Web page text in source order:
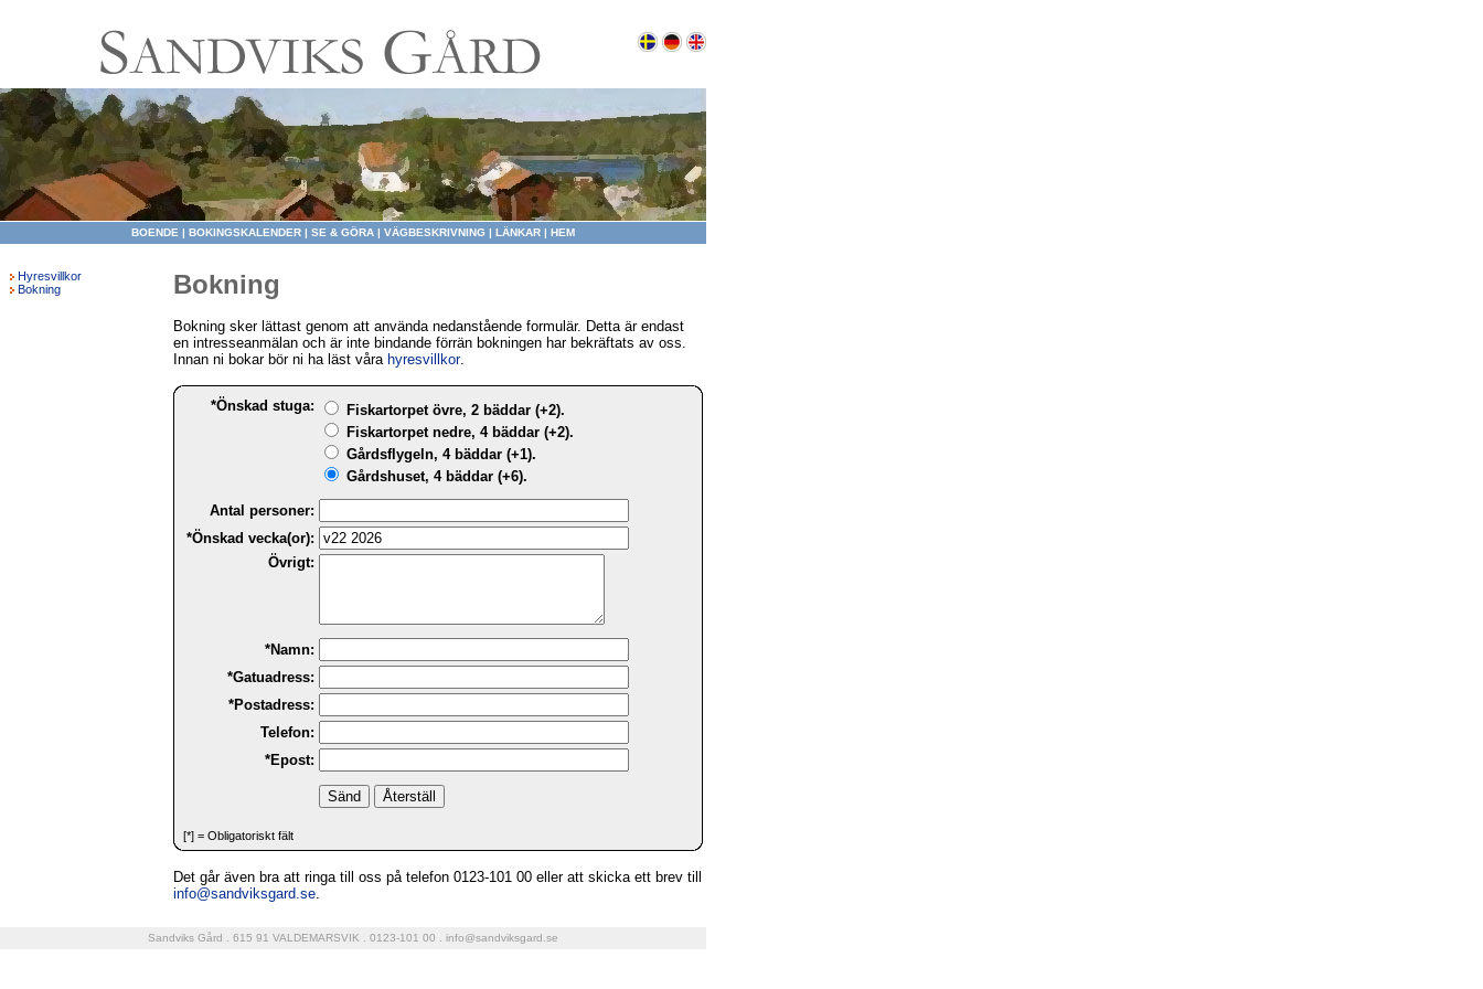
BOENDE | BOKINGSKALENDER | SE & GÖRA | VÄGBESKRIVNING | LÄNKAR | HEM
Hyresvillkor
Bokning
Bokning
Bokning sker lättast genom att använda nedanstående formulär. Detta är endast
en intresseanmälan och är inte bindande förrän bokningen har bekräftats av oss.
Innan ni bokar bör ni ha läst våra hyresvillkor.
*Önskad stuga:
Fiskartorpet övre, 2 bäddar (+2).
Fiskartorpet nedre, 4 bäddar (+2).
Gårdsflygeln, 4 bäddar (+1).
Gårdshuset, 4 bäddar (+6).
Antal personer:
*Önskad vecka(or):
Övrigt:
*Namn:
*Gatuadress:
*Postadress:
Telefon:
*Epost:
[*] = Obligatoriskt fält
Det går även bra att ringa till oss på telefon 0123-101 00 eller att skicka ett brev till
info@sandviksgard.se.
Sandviks Gård . 615 91 VALDEMARSVIK . 0123-101 00 . info@sandviksgard.se